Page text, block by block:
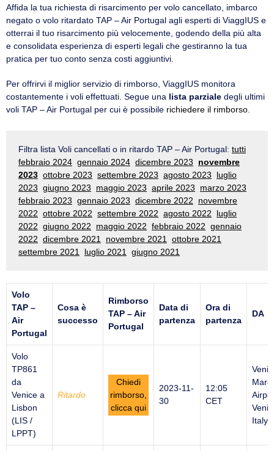
Affida la tua richiesta di risarcimento per volo cancellato, imbarco
negato o volo ritardato TAP – Air Portugal agli esperti di ViaggIUS e
otterrai il tuo risarcimento più velocemente, godendo della più alta
e consolidata esperienza di esperti legali che gestiranno la tua
pratica per tuo conto senza costi aggiuntivi.
Per offrirvi il miglior servizio di rimborso, ViaggIUS monitora
costantemente i voli effettuati. Segue una lista parziale degli ultimi
voli TAP – Air Portugal per cui è possibile richiedere il rimborso.
Filtra lista Voli cancellati o in ritardo TAP – Air Portugal: tutti
febbraio 2024 gennaio 2024 dicembre 2023
novembre
2023 ottobre 2023 settembre 2023 agosto 2023
luglio
2023 giugno 2023 maggio 2023 aprile 2023
marzo 2023
febbraio 2023 gennaio 2023 dicembre 2022
novembre
2022 ottobre 2022 settembre 2022 agosto 2022
luglio
2022 giugno 2022 maggio 2022 febbraio 2022 gennaio
2022 dicembre 2021 novembre 2021
ottobre 2021
settembre 2021
luglio 2021 giugno 2021
Volo
TAP –
Air
Portugal
Cosa è
successo
Rimborso
TAP – Air
Portugal
Data di
partenza
Ora di
partenza
DA
Volo
TP861
da
Venice a
Lisbon
(LIS /
LPPT)
Ritardo
Chiedi
rimborso,
clicca qui
2023-11-
30
12:05
CET
Italy